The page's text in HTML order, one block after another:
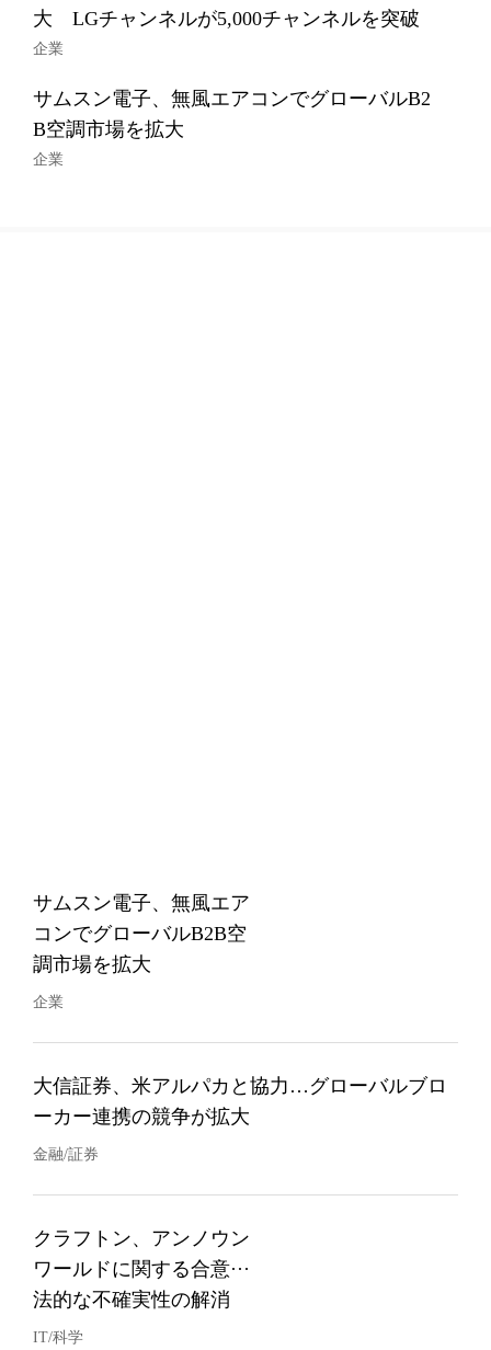
大 LGチャンネルが5,000チャンネルを突破
企業
サムスン電子、無風エアコンでグローバルB2
B空調市場を拡大
企業
サムスン電子、無風エア
コンでグローバルB2B空
調市場を拡大
企業
大信証券、米アルパカと協力…グローバルブロ
ーカー連携の競争が拡大
金融/証券
クラフトン、アンノウン
ワールドに関する合意···
法的な不確実性の解消
IT/科学